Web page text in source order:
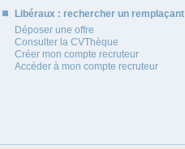
Libéraux : rechercher un remplaçant
Déposer une offre
Consulter la CVThèque
Créer mon compte recruteur
Accéder à mon compte recruteur